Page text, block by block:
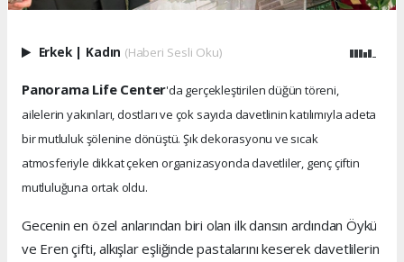
Erkek | Kadın (Haberi Sesli Oku)
Panorama Life Center'da gerçekleştirilen düğün töreni,
ailelerin yakınları, dostları ve çok sayıda davetlinin katılımıyla adeta
bir mutluluk şölenine dönüştü. Şık dekorasyonu ve sıcak
atmosferiyle dikkat çeken organizasyonda davetliler, genç çiftin
mutluluğuna ortak oldu.
Gecenin en özel anlarından biri olan ilk dansın ardından Öykü
ve Eren çifti, alkışlar eşliğinde pastalarını keserek davetlilerin